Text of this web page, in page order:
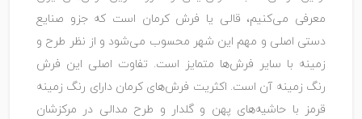
معرفی می‌کنیم، قالی یا فرش کرمان است که جزو صنایع
دستی اصلی و مهم این شهر محسوب می‌شود و از نظر طرح و
زمینه با سایر فرش‌ها متمایز است. تفاوت اصلی این فرش
رنگ زمینه آن است. اکثریت فرش‌های کرمان دارای رنگ زمینه
قرمز با حاشیه‌های پهن و گلدار و طرح مدالی در مرکزشان